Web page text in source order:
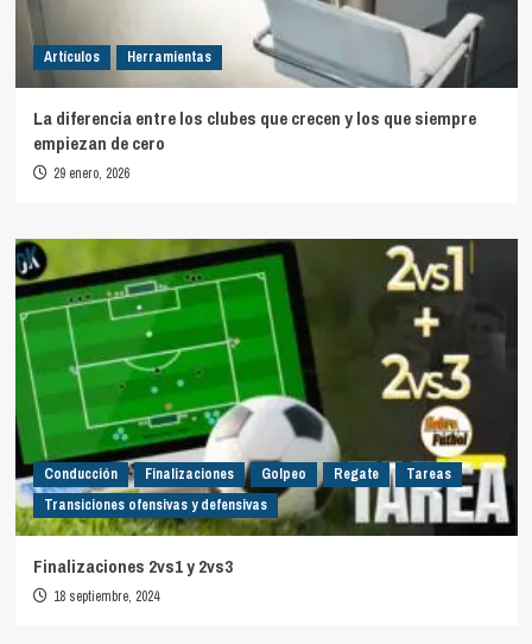
Artículos Herramientas
La diferencia entre los clubes que crecen y los que siempre
empiezan de cero
29 enero, 2026
Conducción Finalizaciones Golpeo Regate
Tareas
Transiciones ofensivas y defensivas
Finalizaciones 2vs1 y 2vs3
18 septiembre, 2024